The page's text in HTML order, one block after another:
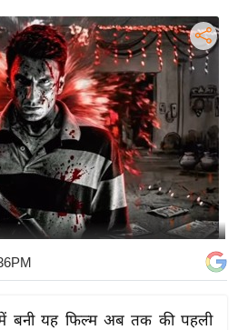
बनी यह फिल्म अब तक की पहली